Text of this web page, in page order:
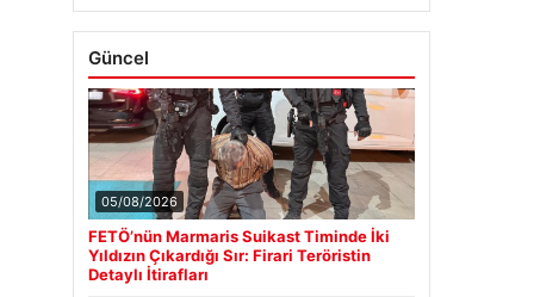
Güncel
05/08/2026
FETÖ’nün Marmaris Suikast Timinde İki
Yıldızın Çıkardığı Sır: Firari Teröristin
Detaylı İtirafları